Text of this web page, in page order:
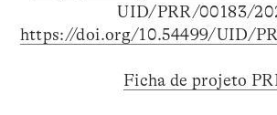
UID/PRR/00183/
https://doi.org/10.54499/UID/
Ficha de projeto